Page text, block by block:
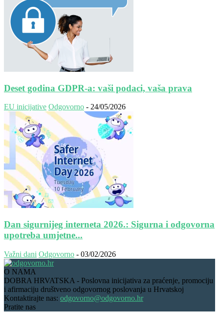
Deset godina GDPR-a: vaši podaci, vaša prava
EU inicijative Odgovorno - 24/05/2026
Dan sigurnijeg interneta 2026.: Sigurna i odgovorna
upotreba umjetne...
Važni dani Odgovorno - 03/02/2026
O NAMA
DOBRA HRVATSKA - Poslovna inicijativa za praćenje, promociju
i afirmaciju društveno odgovornog poslovanja u Hrvatskoj
Kontaktirajte nas: odgovorno@odgovorno.hr
Pratite nas